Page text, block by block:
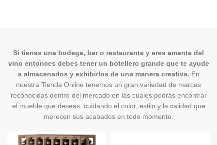
Si tienes una bodega, bar o restaurante y eres amante del
vino entonces debes tener un botellero grande que te ayude
a almacenarlos y exhibirlos de una manera creativa. En
nuestra Tienda Online tenemos un gran variedad de marcas
reconocidas dentro del mercado en las cuales podrás encontrar
el mueble que deseas, cuidando el color, estilo y la calidad que
merecen sus acabados en todo momento.